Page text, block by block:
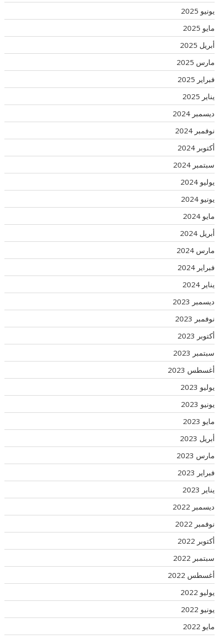
يونيو 2025
مايو 2025
أبريل 2025
مارس 2025
فبراير 2025
يناير 2025
ديسمبر 2024
نوفمبر 2024
أكتوبر 2024
سبتمبر 2024
يوليو 2024
يونيو 2024
مايو 2024
أبريل 2024
مارس 2024
فبراير 2024
يناير 2024
ديسمبر 2023
نوفمبر 2023
أكتوبر 2023
سبتمبر 2023
أغسطس 2023
يوليو 2023
يونيو 2023
مايو 2023
أبريل 2023
مارس 2023
فبراير 2023
يناير 2023
ديسمبر 2022
نوفمبر 2022
أكتوبر 2022
سبتمبر 2022
أغسطس 2022
يوليو 2022
يونيو 2022
مايو 2022